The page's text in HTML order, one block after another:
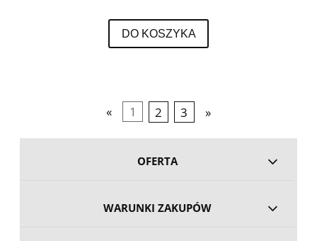
DO KOSZYKA
« 1 2 3 »
OFERTA
WARUNKI ZAKUPÓW